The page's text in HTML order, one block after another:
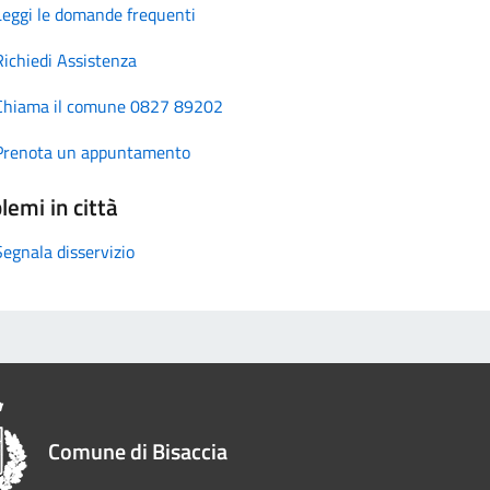
le domande frequenti
Assistenza
il comune 0827 89202
un appuntamento
in città
disservizio
Comune di Bisaccia